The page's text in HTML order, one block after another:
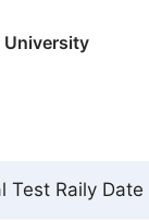
University
Test Raily Date